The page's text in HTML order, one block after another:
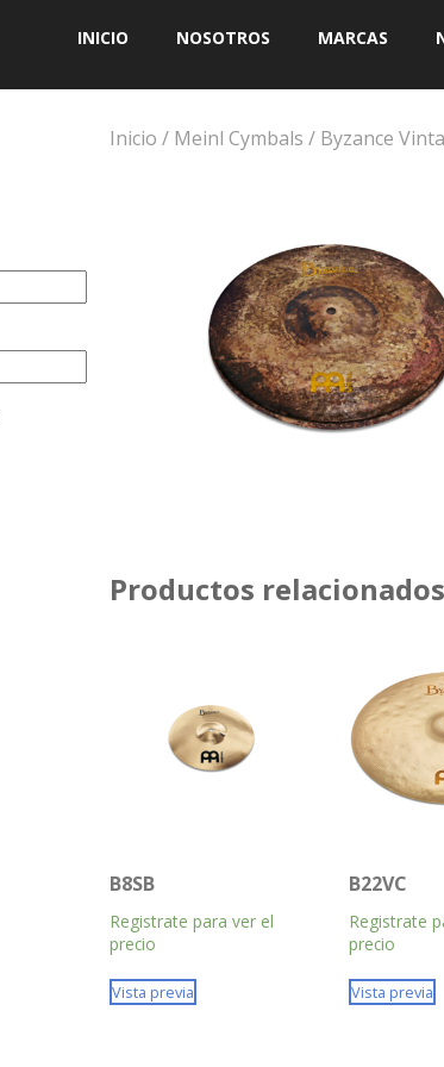
INICIO NOSOTROS MARCAS
Inicio / Meinl Cymbals / Byzance
Productos relacionados
B8SB
Registrate para ver el
precio
Vista previa
B22VC
Registrate
precio
Vista previa